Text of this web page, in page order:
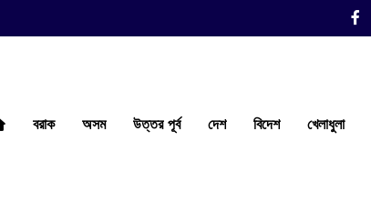
বরাক অসম উত্তর পূর্ব দেশ বিদেশ খেলাধুলা